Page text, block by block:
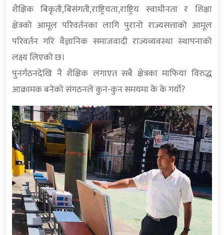
शैक्षिक बिकृती,बिसंगती,राष्ट्रियता,राष्ट्रिय स्वाधीनता र शिक्षा
क्षेत्रको आमूल परिवर्तनका लागि पुरानो राज्यसत्ताको आमूल
परिवर्तन गरि वैज्ञानिक समाजवादी राज्यव्यवस्था स्थापनाको
लक्ष्य लिएको छ।
पुनर्गठनदेखि नै शैक्षिक लगाएत सबै क्षेत्रका माफिया विरुद्ध
आक्रामक बनेको संगठनले कुन-कुन समयमा के के गर्यो?